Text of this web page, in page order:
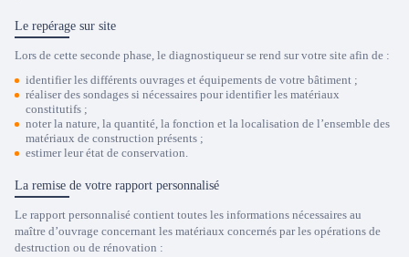
Le repérage sur site
Lors de cette seconde phase, le diagnostiqueur se rend sur votre site afin de :
identifier les différents ouvrages et équipements de votre bâtiment ;
réaliser des sondages si nécessaires pour identifier les matériaux
constitutifs ;
noter la nature, la quantité, la fonction et la localisation de l’ensemble des
matériaux de construction présents ;
estimer leur état de conservation.
La remise de votre rapport personnalisé
Le rapport personnalisé contient toutes les informations nécessaires au
maître d’ouvrage concernant les matériaux concernés par les opérations de
destruction ou de rénovation :